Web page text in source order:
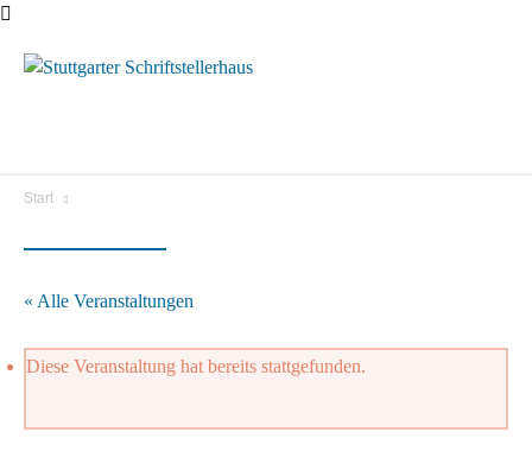
Start
« Alle Veranstaltungen
Diese Veranstaltung hat bereits stattgefunden.